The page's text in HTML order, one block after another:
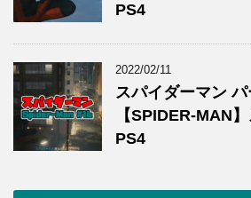
PS4
2022/02/11
スパイダーマン
【SPIDER-MAN
PS4